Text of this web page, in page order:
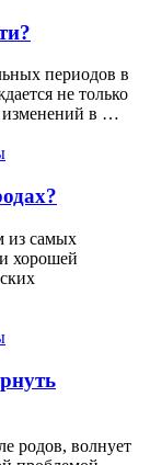
периодов в
не только
изменений в …
из самых
хорошей
родов, волнует